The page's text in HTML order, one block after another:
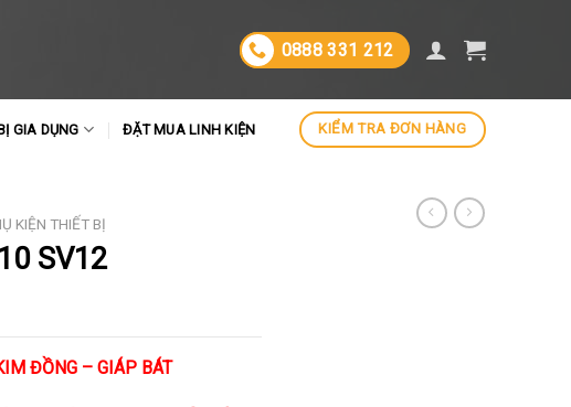
0888 331 212
GIA DỤNG ĐẶT MUA LINH KIỆN KIỂM TRA ĐƠN HÀNG
KIỆN THIẾT BỊ
SV12
ĐỒNG – GIÁP BÁT